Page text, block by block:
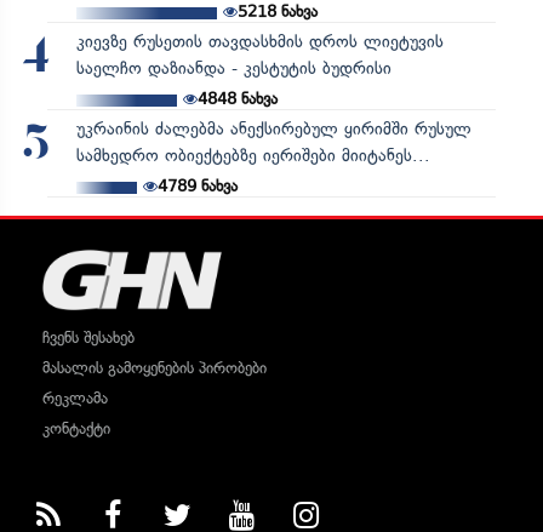
5218ნახვა
4
კიევზე რუსეთის თავდასხმის დროს ლიეტუვის
საელჩო დაზიანდა - კესტუტის ბუდრისი
4848ნახვა
5
უკრაინის ძალებმა ანექსირებულ ყირიმში რუსულ
სამხედრო ობიექტებზე იერიშები მიიტანეს...
4789ნახვა
ჩვენს შესახებ
მასალის გამოყენების პირობები
რეკლამა
კონტაქტი